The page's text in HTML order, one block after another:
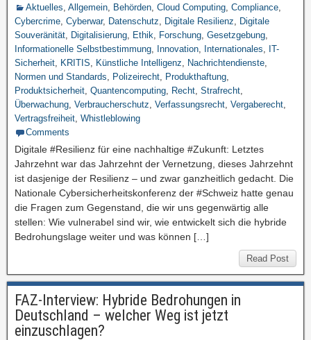
Aktuelles, Allgemein, Behörden, Cloud Computing, Compliance,
Cybercrime, Cyberwar, Datenschutz, Digitale Resilienz, Digitale
Souveränität, Digitalisierung, Ethik, Forschung, Gesetzgebung,
Informationelle Selbstbestimmung, Innovation, Internationales, IT-
Sicherheit, KRITIS, Künstliche Intelligenz, Nachrichtendienste,
Normen und Standards, Polizeirecht, Produkthaftung,
Produktsicherheit, Quantencomputing, Recht, Strafrecht,
Überwachung, Verbraucherschutz, Verfassungsrecht, Vergaberecht,
Vertragsfreiheit, Whistleblowing
Comments
Digitale #Resilienz für eine nachhaltige #Zukunft: Letztes
Jahrzehnt war das Jahrzehnt der Vernetzung, dieses Jahrzehnt
ist dasjenige der Resilienz – und zwar ganzheitlich gedacht. Die
Nationale Cybersicherheitskonferenz der #Schweiz hatte genau
die Fragen zum Gegenstand, die wir uns gegenwärtig alle
stellen: Wie vulnerabel sind wir, wie entwickelt sich die hybride
Bedrohungslage weiter und was können […]
Read Post
FAZ-Interview: Hybride Bedrohungen in
Deutschland – welcher Weg ist jetzt
einzuschlagen?